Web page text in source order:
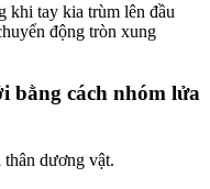
khi tay kia trùm lên đầu
động tròn xung
bằng cách nhóm lửa
dương vật.